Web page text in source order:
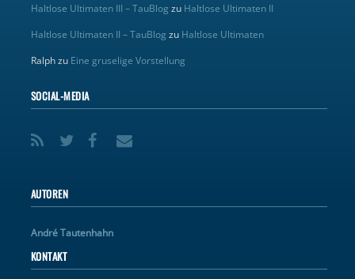
Haltlose Ultimaten III – TauBlog zu Haltlose Ultimaten II
Haltlose Ultimaten II – TauBlog zu Haltlose Ultimaten
Ralphzu Eine gruselige Vorstellung
SOCIAL-MEDIA
AUTOREN
André Tautenhahn
KONTAKT